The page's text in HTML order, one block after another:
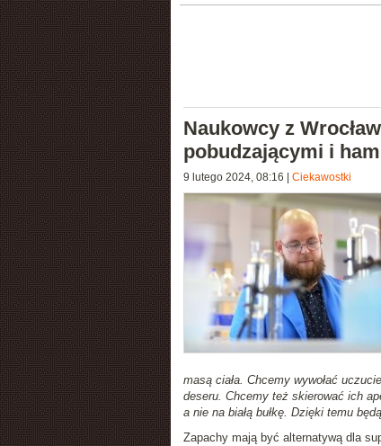
Naukowcy z
pobudzającymi i
9 lutego 2024, 08:16 Ciekawostki
masą ciała. Chcemy wywołać
deseru. Chcemy też skierować ich
a nie na białą bułkę. Dzięki temu
Zapachy mają być alternatywą dla